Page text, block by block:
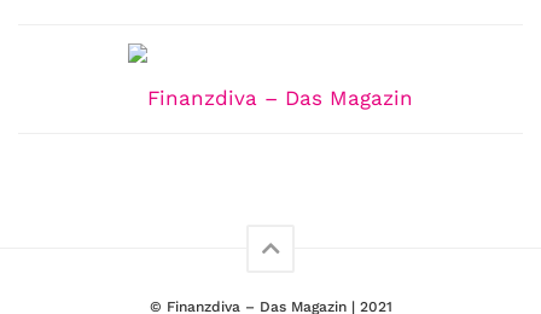
© Finanzdiva – Das Magazin | 2021